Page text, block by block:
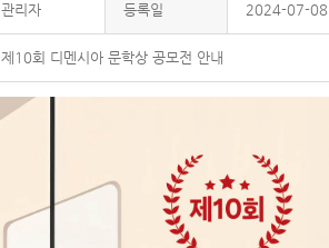
관리자 등록일 2024-07-08
제10회 디멘시아 문학상 공모전 안내